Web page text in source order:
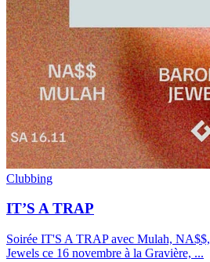
Clubbing
IT’S A TRAP
Soirée IT'S A TRAP avec Mulah,
Jewels ce 16 novembre à la Gravière, ...